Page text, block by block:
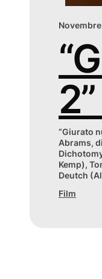
2”
“Giurato
Abrams,
Kemp),
Deutch
Film